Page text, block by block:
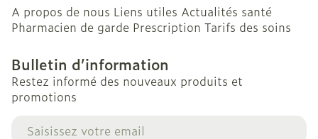
A propos de nous Liens utiles Actualités santé
Pharmacien de garde Prescription Tarifs des soins
Bulletin d’information
Restez informé des nouveaux produits et
promotions
Adresse mail